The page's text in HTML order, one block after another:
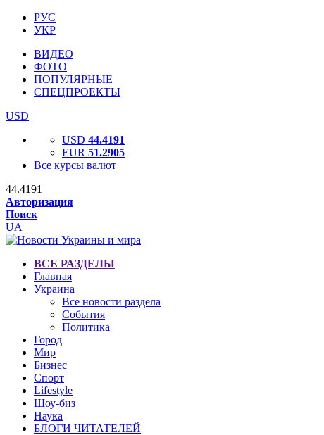
РУС
УКР
ВИДЕО
ФОТО
ПОПУЛЯРНЫЕ
СПЕЦПРОЕКТЫ
USD
USD 44.4191
EUR 51.2905
Все курсы валют
44.4191
Авторизация
Поиск
UA
ВСЕ РАЗДЕЛЫ
Главная
Украина
Все новости раздела
События
Политика
Город
Мир
Бизнес
Спорт
Lifestyle
Шоу-биз
Наука
БЛОГИ ЧИТАТЕЛЕЙ